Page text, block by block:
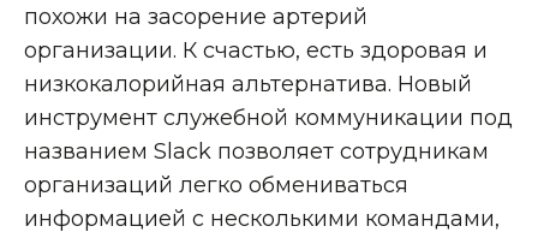
похожи на засорение артерий
организации. К счастью, есть здоровая и
низкокалорийная альтернатива. Новый
инструмент служебной коммуникации под
названием Slack позволяет сотрудникам
организаций легко обмениваться
информацией с несколькими командами,